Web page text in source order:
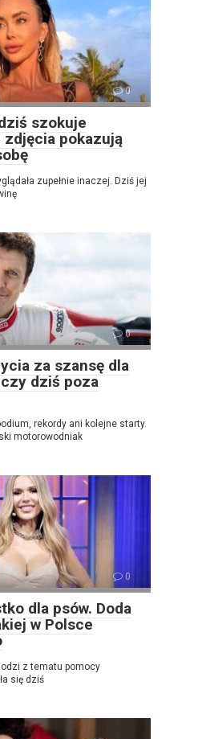
0
szokuje
zdjęcia pokazują
zupełnie inaczej. Dziś jej
0
za szansę dla
dziś poza
rekordy ani kolejne starty.
motorowodniak
0
dla psów. Doda
w Polsce
z tematu pomocy
się dziś